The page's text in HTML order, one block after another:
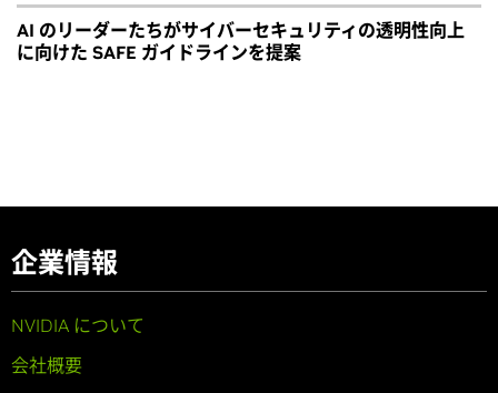
AI のリーダーたちがサイバーセキュリティの透明性向上
に向けた SAFE ガイドラインを提案
企業情報
NVIDIA について
会社概要